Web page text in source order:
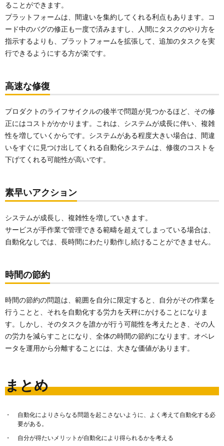
ることができます。
プラットフォームは、間違いを集約してくれる利点もあります。コ
ード中のバグの修正も一度で済みますし、人間にタスクのやり方を
指示するよりも、プラットフォームを拡張して、追加のタスクを実
行できるようにする方が楽です。
高速な修復
プロダクトのライフサイクルの後半で問題が見つかるほど、その修
正にはコストがかかります。これは、システムが成長に伴い、複雑
性を増していくからです。システムがある程度大きい場合は、間違
いをすぐに見つけ出してくれる自動化システムは、修復のコストを
下げてくれる可能性が高いです。
素早いアクション
システムが成長し、複雑性を増していきます。
サービスが手作業で管理できる範疇を超えてしまっている場合は、
自動化なしでは、長時間にわたり動作し続けることができません。
時間の節約
時間の節約の問題は、範囲を自分に限定すると、自分がその作業を
行うことと、それを自動化する労力を天秤にかけることになりま
す。しかし、そのタスクを誰かが行う可能性を考えたとき、その人
の労力を減らすことになり、全体の時間の節約になります。オペレ
ータを運用から分離することには、大きな価値があります。
まとめ
自動化によりさらなる問題を起こさないように、よく考えて自動化する必
要がある。
自分が得たいメリットが自動化により得られるかを考える